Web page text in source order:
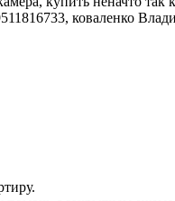
коваленко